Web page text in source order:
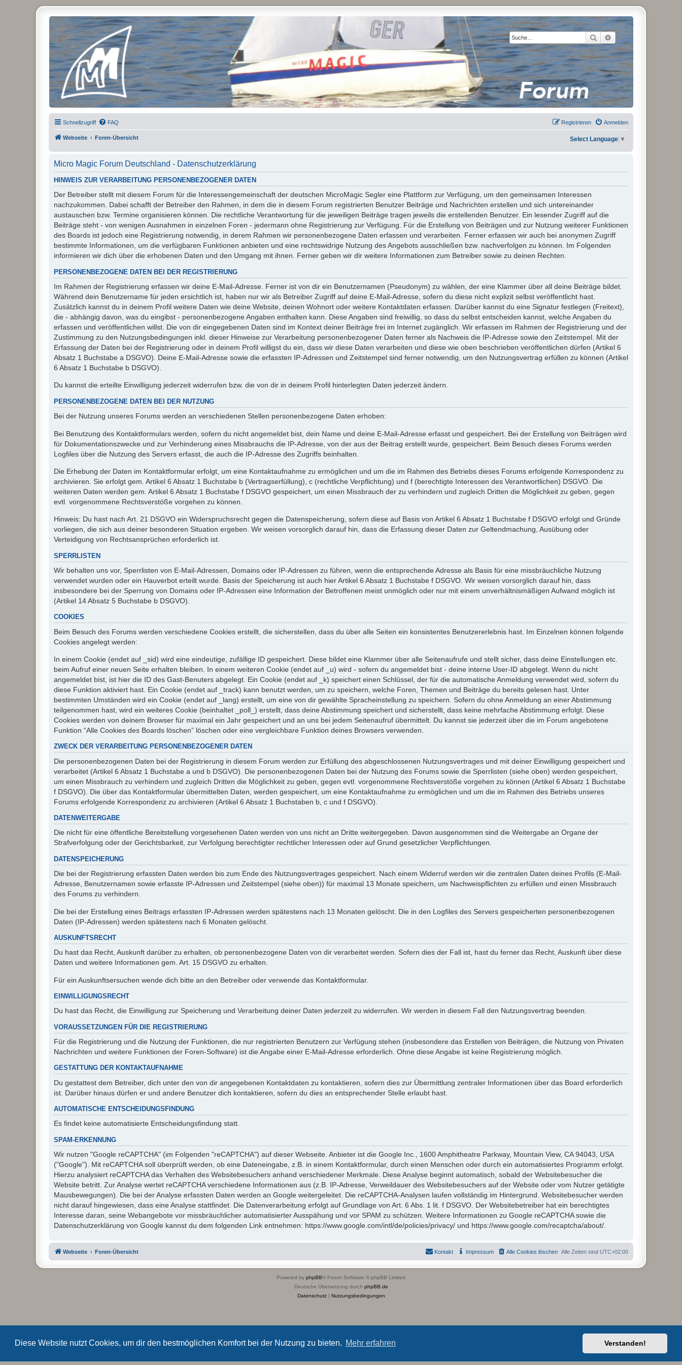
Diese Website nutzt Cookies, um dir den bestmöglichen Komfort bei der Nutzung zu bieten. Mehr erfahren Verstanden!
Suche Erweiterte Suche
Micro Magic Forum Deutschland
Schnellzugriff FAQ Anmelden
Registrieren
Webseite Foren-Übersicht Select Language ▼
Micro Magic Forum Deutschland - Datenschutzerklärung
HINWEIS ZUR VERARBEITUNG PERSONENBEZOGENER DATEN
Der Betreiber stellt mit diesem Forum für die Interessengemeinschaft der deutschen MicroMagic Segler eine Plattform zur Verfügung, um den gemeinsamen Interessen
nachzukommen. Dabei schafft der Betreiber den Rahmen, in dem die in diesem Forum registrierten Benutzer Beiträge und Nachrichten erstellen und sich untereinander
austauschen bzw. Termine organisieren können. Die rechtliche Verantwortung für die jeweiligen Beiträge tragen jeweils die erstellenden Benutzer. Ein lesender Zugriff auf die
Beiträge steht - von wenigen Ausnahmen in einzelnen Foren - jedermann ohne Registrierung zur Verfügung. Für die Erstellung von Beiträgen und zur Nutzung weiterer Funktionen
des Boards ist jedoch eine Registrierung notwendig, in derem Rahmen wir personenbezogene Daten erfassen und verarbeiten. Ferner erfassen wir auch bei anonymen Zugriff
bestimmte Informationen, um die verfügbaren Funktionen anbieten und eine rechtswidrige Nutzung des Angebots ausschließen bzw. nachverfolgen zu können. Im Folgenden
informieren wir dich über die erhobenen Daten und den Umgang mit ihnen. Ferner geben wir dir weitere Informationen zum Betreiber sowie zu deinen Rechten.
PERSONENBEZOGENE DATEN BEI DER REGISTRIERUNG
Im Rahmen der Registrierung erfassen wir deine E-Mail-Adresse. Ferner ist von dir ein Benutzernamen (Pseudonym) zu wählen, der eine Klammer über all deine Beiträge bildet.
Während dein Benutzername für jeden ersichtlich ist, haben nur wir als Betreiber Zugriff auf deine E-Mail-Adresse, sofern du diese nicht explizit selbst veröffentlicht hast.
Zusätzlich kannst du in deinem Profil weitere Daten wie deine Website, deinen Wohnort oder weitere Kontaktdaten erfassen. Darüber kannst du eine Signatur festlegen (Freitext),
die - abhängig davon, was du eingibst - personenbezogene Angaben enthalten kann. Diese Angaben sind freiwillig, so dass du selbst entscheiden kannst, welche Angaben du
erfassen und veröffentlichen willst. Die von dir eingegebenen Daten sind im Kontext deiner Beiträge frei im Internet zugänglich. Wir erfassen im Rahmen der Registrierung und der
Zustimmung zu den Nutzungsbedingungen inkl. dieser Hinweise zur Verarbeitung personenbezogener Daten ferner als Nachweis die IP-Adresse sowie den Zeitstempel. Mit der
Erfassung der Daten bei der Registrierung oder in deinem Profil willigst du ein, dass wir diese Daten verarbeiten und diese wie oben beschrieben veröffentlichen dürfen (Artikel 6
Absatz 1 Buchstabe a DSGVO). Deine E-Mail-Adresse sowie die erfassten IP-Adressen und Zeitstempel sind ferner notwendig, um den Nutzungsvertrag erfüllen zu können (Artikel
6 Absatz 1 Buchstabe b DSGVO).
Du kannst die erteilte Einwilligung jederzeit widerrufen bzw. die von dir in deinem Profil hinterlegten Daten jederzeit ändern.
PERSONENBEZOGENE DATEN BEI DER NUTZUNG
Bei der Nutzung unseres Forums werden an verschiedenen Stellen personenbezogene Daten erhoben:
Bei Benutzung des Kontaktformulars werden, sofern du nicht angemeldet bist, dein Name und deine E-Mail-Adresse erfasst und gespeichert. Bei der Erstellung von Beiträgen wird
für Dokumentationszwecke und zur Verhinderung eines Missbrauchs die IP-Adresse, von der aus der Beitrag erstellt wurde, gespeichert. Beim Besuch dieses Forums werden
Logfiles über die Nutzung des Servers erfasst, die auch die IP-Adresse des Zugriffs beinhalten.
Die Erhebung der Daten im Kontaktformular erfolgt, um eine Kontaktaufnahme zu ermöglichen und um die im Rahmen des Betriebs dieses Forums erfolgende Korrespondenz zu
archivieren. Sie erfolgt gem. Artikel 6 Absatz 1 Buchstabe b (Vertragserfüllung), c (rechtliche Verpflichtung) und f (berechtigte Interessen des Verantwortlichen) DSGVO. Die
weiteren Daten werden gem. Artikel 6 Absatz 1 Buchstabe f DSGVO gespeichert, um einen Missbrauch der zu verhindern und zugleich Dritten die Möglichkeit zu geben, gegen
evtl. vorgenommene Rechtsverstöße vorgehen zu können.
Hinweis: Du hast nach Art. 21 DSGVO ein Widerspruchsrecht gegen die Datenspeicherung, sofern diese auf Basis von Artikel 6 Absatz 1 Buchstabe f DSGVO erfolgt und Gründe
vorliegen, die sich aus deiner besonderen Situation ergeben. Wir weisen vorsorglich darauf hin, dass die Erfassung dieser Daten zur Geltendmachung, Ausübung oder
Verteidigung von Rechtsansprüchen erforderlich ist.
SPERRLISTEN
Wir behalten uns vor, Sperrlisten von E-Mail-Adressen, Domains oder IP-Adressen zu führen, wenn die entsprechende Adresse als Basis für eine missbräuchliche Nutzung
verwendet wurden oder ein Hauverbot erteilt wurde. Basis der Speicherung ist auch hier Artikel 6 Absatz 1 Buchstabe f DSGVO. Wir weisen vorsorglich darauf hin, dass
insbesondere bei der Sperrung von Domains oder IP-Adressen eine Information der Betroffenen meist unmöglich oder nur mit einem unverhältnismäßigen Aufwand möglich ist
(Artikel 14 Absatz 5 Buchstabe b DSGVO).
COOKIES
Beim Besuch des Forums werden verschiedene Cookies erstellt, die sicherstellen, dass du über alle Seiten ein konsistentes Benutzererlebnis hast. Im Einzelnen können folgende
Cookies angelegt werden:
In einem Cookie (endet auf _sid) wird eine eindeutige, zufällige ID gespeichert. Diese bildet eine Klammer über alle Seitenaufrufe und stellt sicher, dass deine Einstellungen etc.
beim Aufruf einer neuen Seite erhalten bleiben. In einem weiteren Cookie (endet auf _u) wird - sofern du angemeldet bist - deine interne User-ID abgelegt. Wenn du nicht
angemeldet bist, ist hier die ID des Gast-Benuters abgelegt. Ein Cookie (endet auf _k) speichert einen Schlüssel, der für die automatische Anmeldung verwendet wird, sofern du
diese Funktion aktiviert hast. Ein Cookie (endet auf _track) kann benutzt werden, um zu speichern, welche Foren, Themen und Beiträge du bereits gelesen hast. Unter
bestimmten Umständen wird ein Cookie (endet auf _lang) erstellt, um eine von dir gewählte Spracheinstellung zu speichern. Sofern du ohne Anmeldung an einer Abstimmung
teilgenommen hast, wird ein weiteres Cookie (beinhaltet _poll_) erstellt, dass deine Abstimmung speichert und sicherstellt, dass keine mehrfache Abstimmung erfolgt. Diese
Cookies werden von deinem Browser für maximal ein Jahr gespeichert und an uns bei jedem Seitenaufruf übermittelt. Du kannst sie jederzeit über die im Forum angebotene
Funktion “Alle Cookies des Boards löschen” löschen oder eine vergleichbare Funktion deines Browsers verwenden.
ZWECK DER VERARBEITUNG PERSONENBEZOGENER DATEN
Die personenbezogenen Daten bei der Registrierung in diesem Forum werden zur Erfüllung des abgeschlossenen Nutzungsvertrages und mit deiner Einwilligung gespeichert und
verarbeitet (Artikel 6 Absatz 1 Buchstabe a und b DSGVO). Die personenbezogenen Daten bei der Nutzung des Forums sowie die Sperrlisten (siehe oben) werden gespeichert,
um einen Missbrauch zu verhindern und zugleich Dritten die Möglichkeit zu geben, gegen evtl. vorgenommene Rechtsverstöße vorgehen zu können (Artikel 6 Absatz 1 Buchstabe
f DSGVO). Die über das Kontaktformular übermittelten Daten, werden gespeichert, um eine Kontaktaufnahme zu ermöglichen und um die im Rahmen des Betriebs unseres
Forums erfolgende Korrespondenz zu archivieren (Artikel 6 Absatz 1 Buchstaben b, c und f DSGVO).
DATENWEITERGABE
Die nicht für eine öffentliche Bereitstellung vorgesehenen Daten werden von uns nicht an Dritte weitergegeben. Davon ausgenommen sind die Weitergabe an Organe der
Strafverfolgung oder der Gerichtsbarkeit, zur Verfolgung berechtigter rechtlicher Interessen oder auf Grund gesetzlicher Verpflichtungen.
DATENSPEICHERUNG
Die bei der Registrierung erfassten Daten werden bis zum Ende des Nutzungsvertrages gespeichert. Nach einem Widerruf werden wir die zentralen Daten deines Profils (E-Mail-
Adresse, Benutzernamen sowie erfasste IP-Adressen und Zeitstempel (siehe oben)) für maximal 13 Monate speichern, um Nachweispflichten zu erfüllen und einen Missbrauch
des Forums zu verhindern.
Die bei der Erstellung eines Beitrags erfassten IP-Adressen werden spätestens nach 13 Monaten gelöscht. Die in den Logfiles des Servers gespeicherten personenbezogenen
Daten (IP-Adressen) werden spätestens nach 6 Monaten gelöscht.
AUSKUNFTSRECHT
Du hast das Recht, Auskunft darüber zu erhalten, ob personenbezogene Daten von dir verarbeitet werden. Sofern dies der Fall ist, hast du ferner das Recht, Auskunft über diese
Daten und weitere Informationen gem. Art. 15 DSGVO zu erhalten.
Für ein Auskunftsersuchen wende dich bitte an den Betreiber oder verwende das Kontaktformular.
EINWILLIGUNGSRECHT
Du hast das Recht, die Einwilligung zur Speicherung und Verarbeitung deiner Daten jederzeit zu widerrufen. Wir werden in diesem Fall den Nutzungsvertrag beenden.
VORAUSSETZUNGEN FÜR DIE REGISTRIERUNG
Für die Registrierung und die Nutzung der Funktionen, die nur registrierten Benutzern zur Verfügung stehen (insbesondere das Erstellen von Beiträgen, die Nutzung von Privaten
Nachrichten und weitere Funktionen der Foren-Software) ist die Angabe einer E-Mail-Adresse erforderlich. Ohne diese Angabe ist keine Registrierung möglich.
GESTATTUNG DER KONTAKTAUFNAHME
Du gestattest dem Betreiber, dich unter den von dir angegebenen Kontaktdaten zu kontaktieren, sofern dies zur Übermittlung zentraler Informationen über das Board erforderlich
ist. Darüber hinaus dürfen er und andere Benutzer dich kontaktieren, sofern du dies an entsprechender Stelle erlaubt hast.
AUTOMATISCHE ENTSCHEIDUNGSFINDUNG
Es findet keine automatisierte Entscheidungsfindung statt.
SPAM-ERKENNUNG
Wir nutzen "Google reCAPTCHA" (im Folgenden "reCAPTCHA") auf dieser Webseite. Anbieter ist die Google Inc., 1600 Amphitheatre Parkway, Mountain View, CA 94043, USA
("Google"). Mit reCAPTCHA soll überprüft werden, ob eine Dateneingabe, z.B. in einem Kontaktformular, durch einen Menschen oder durch ein automatisiertes Programm erfolgt.
Hierzu analysiert reCAPTCHA das Verhalten des Websitebesuchers anhand verschiedener Merkmale. Diese Analyse beginnt automatisch, sobald der Websitebesucher die
Website betritt. Zur Analyse wertet reCAPTCHA verschiedene Informationen aus (z.B. IP-Adresse, Verweildauer des Websitebesuchers auf der Website oder vom Nutzer getätigte
Mausbewegungen). Die bei der Analyse erfassten Daten werden an Google weitergeleitet. Die reCAPTCHA-Analysen laufen vollständig im Hintergrund. Websitebesucher werden
nicht darauf hingewiesen, dass eine Analyse stattfindet. Die Datenverarbeitung erfolgt auf Grundlage von Art. 6 Abs. 1 lit. f DSGVO. Der Websitebetreiber hat ein berechtigtes
Interesse daran, seine Webangebote vor missbräuchlicher automatisierter Ausspähung und vor SPAM zu schützen. Weitere Informationen zu Google reCAPTCHA sowie die
Datenschutzerklärung von Google kannst du dem folgenden Link entnehmen: https://www.google.com/intl/de/policies/privacy/ und https://www.google.com/recaptcha/about/.
Webseite Foren-Übersicht Alle Zeiten sind UTC+02:00
Alle Cookies löschen
Impressum
Kontakt
Powered by phpBB® Forum Software © phpBB Limited
Deutsche Übersetzung durch phpBB.de
Datenschutz| Nutzungsbedingungen